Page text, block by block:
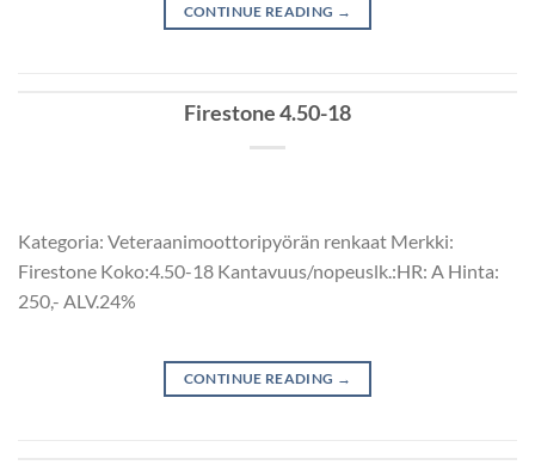
CONTINUE READING →
Firestone 4.50-18
Kategoria: Veteraanimoottoripyörän renkaat Merkki:
Firestone Koko:4.50-18 Kantavuus/nopeuslk.:HR: A Hinta:
250,- ALV.24%
CONTINUE READING →